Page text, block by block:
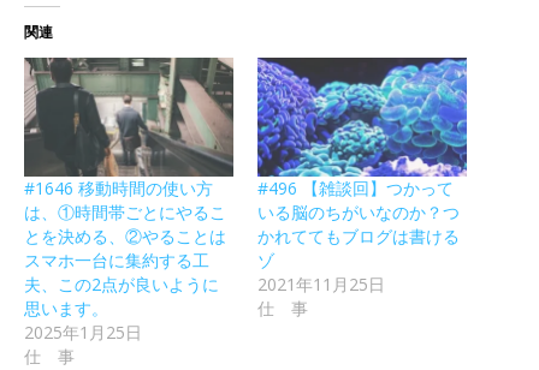
関連
#1646 移動時間の使い方
は、①時間帯ごとにやるこ
とを決める、②やることは
スマホ一台に集約する工
夫、この2点が良いように
思います。
2025年1月25日
仕 事
#496 【雑談回】つかって
いる脳のちがいなのか？つ
かれててもブログは書ける
ゾ
2021年11月25日
仕 事